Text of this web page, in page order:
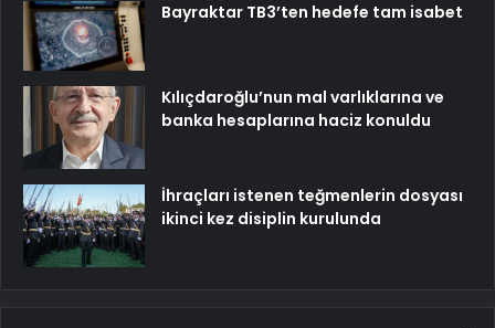
Bayraktar TB3’ten hedefe tam isabet
Kılıçdaroğlu’nun mal varlıklarına ve
banka hesaplarına haciz konuldu
İhraçları istenen teğmenlerin dosyası
ikinci kez disiplin kurulunda